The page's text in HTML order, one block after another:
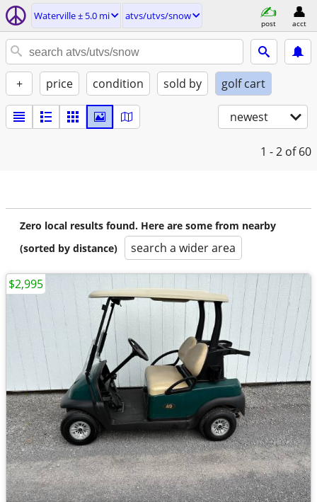
Waterville ± 5.0 mi atvs/utvs/snow
post acct
+ price condition sold by golf cart
newest
1 - 2 of 60
Zero local results found. Here are some from nearby
(sorted by distance)
search a wider area
$2,995